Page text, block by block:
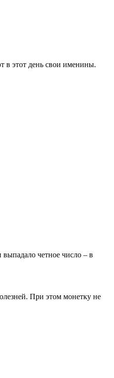
в этот день свои именины.
четное число – в
При этом монетку не